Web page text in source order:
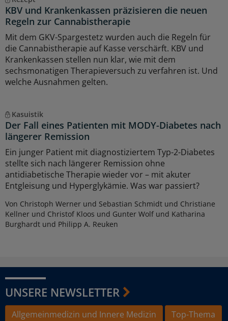
KBV und Krankenkassen präzisieren die neuen
Regeln zur Cannabistherapie
Mit dem GKV-Spargestetz wurden auch die Regeln für
die Cannabistherapie auf Kasse verschärft. KBV und
Krankenkassen stellen nun klar, wie mit dem
sechsmonatigen Therapieversuch zu verfahren ist. Und
welche Ausnahmen gelten.
Kasuistik
Der Fall eines Patienten mit MODY-Diabetes nach
längerer Remission
Ein junger Patient mit diagnostiziertem Typ-2-Diabetes
stellte sich nach längerer Remission ohne
antidiabetische Therapie wieder vor – mit akuter
Entgleisung und Hyperglykämie. Was war passiert?
Von Christoph Werner und Sebastian Schmidt und Christiane
Kellner und Christof Kloos und Gunter Wolf und Katharina
Burghardt und Philipp A. Reuken
UNSERE NEWSLETTER
Allgemeinmedizin und Innere Medizin
Top-Thema